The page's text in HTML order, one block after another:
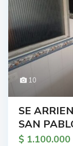
10
SE
SAN
$ 1.100.000